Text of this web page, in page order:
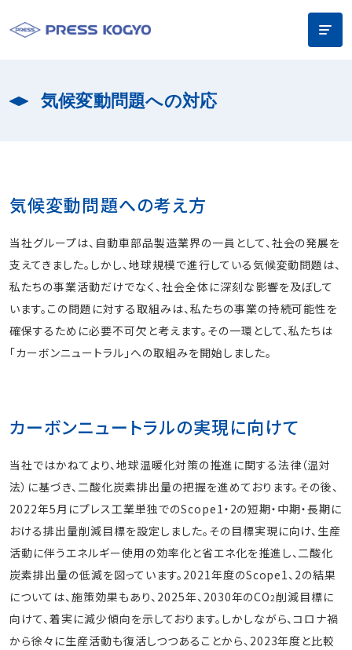
気候変動問題への対応
気候変動問題への考え方
当社グループは、自動車部品製造業界の一員として、社会の発展を
支えてきました。しかし、地球規模で進行している気候変動問題は、
私たちの事業活動だけでなく、社会全体に深刻な影響を及ぼして
います。この問題に対する取組みは、私たちの事業の持続可能性を
確保するために必要不可欠と考えます。その一環として、私たちは
「カーボンニュートラル」への取組みを開始しました。
カーボンニュートラルの実現に向けて
当社ではかねてより、地球温暖化対策の推進に関する法律（温対
法）に基づき、二酸化炭素排出量の把握を進めております。その後、
2022年5月にプレス工業単独でのScope1・2の短期・中期・長期に
おける排出量削減目標を設定しました。その目標実現に向け、生産
活動に伴うエネルギー使用の効率化と省エネ化を推進し、二酸化
炭素排出量の低減を図っています。2021年度のScope1、2の結果
については、施策効果もあり、2025年、2030年のCO2削減目標に
向けて、着実に減少傾向を示しております。しかしながら、コロナ禍
から徐々に生産活動も復活しつつあることから、2023年度と比較